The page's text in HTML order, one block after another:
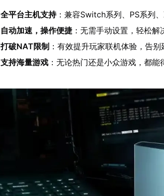
全平台主机支持：兼容Switch系列、PS系列
自动加速，操作便捷 ：无需手动设置，轻松解
打破NAT限制 ：有效提升玩家联机体验，告
支持海量游戏 ：无论热门还是小众游戏，都能